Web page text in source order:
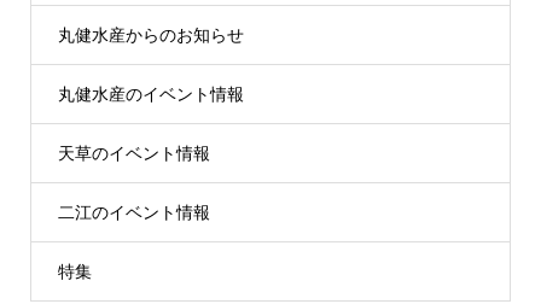
丸健水産からのお知らせ
丸健水産のイベント情報
天草のイベント情報
二江のイベント情報
特集